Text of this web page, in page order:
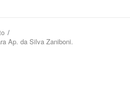
Ap. da Silva Zaniboni.